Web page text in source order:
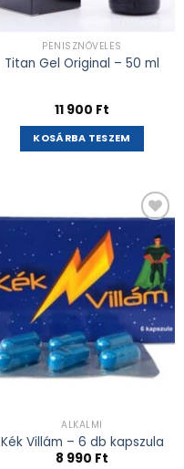
PÉNISZNÖVELÉS
Titan Gel Original – 50 ml
11 900 Ft
KOSÁRBA TESZEM
Kívánságlistához
adás
ALKALMI
Kék Villám – 6 db kapszula
8 990 Ft